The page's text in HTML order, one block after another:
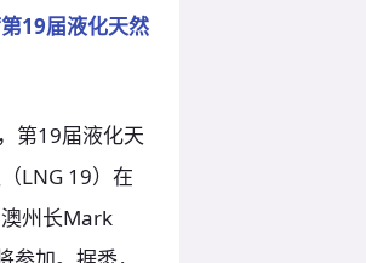
19届液化天然
第19届液化天
LNG 19）在
州长Mark